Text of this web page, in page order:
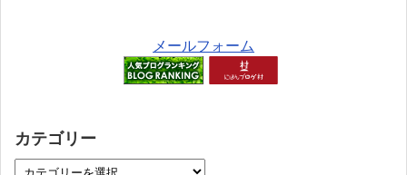
メールフォーム
カテゴリー